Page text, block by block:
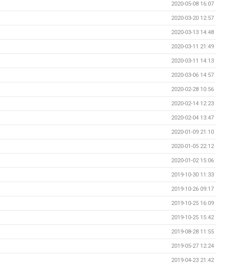
2020-05-08 16:07
2020-03-20 12:57
2020-03-13 14:48
2020-03-11 21:49
2020-03-11 14:13
2020-03-06 14:57
2020-02-28 10:56
2020-02-14 12:23
2020-02-04 13:47
2020-01-09 21:10
2020-01-05 22:12
2020-01-02 15:06
2019-10-30 11:33
2019-10-26 09:17
2019-10-25 16:09
2019-10-25 15:42
2019-08-28 11:55
2019-05-27 12:24
2019-04-23 21:42